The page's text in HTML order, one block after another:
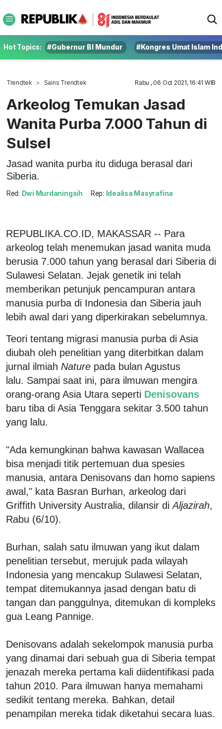
Hot Topics: #Gubernur BI Mundur #Kongres Umat Islam
Trendtek Sains Trendtek Rabu , 06 Oct 2021, 16:41 WIB
Arkeolog Temukan Jasad
Wanita Purba 7.000 Tahun di
Sulsel
Jasad wanita purba itu diduga berasal dari
Siberia.
Red: Dwi Murdaningsih Rep: Idealisa Masyrafina
REPUBLIKA.CO.ID, MAKASSAR -- Para
arkeolog telah menemukan jasad wanita muda
berusia 7.000 tahun yang berasal dari Siberia di
Sulawesi Selatan. Jejak genetik ini telah
memberikan petunjuk pencampuran antara
manusia purba di Indonesia dan Siberia jauh
lebih awal dari yang diperkirakan sebelumnya.
Teori tentang migrasi manusia purba di Asia
diubah oleh penelitian yang diterbitkan dalam
jurnal ilmiah Nature pada bulan Agustus
lalu. Sampai saat ini, para ilmuwan mengira
orang-orang Asia Utara seperti Denisovans
baru tiba di Asia Tenggara sekitar 3.500 tahun
yang lalu.
"Ada kemungkinan bahwa kawasan Wallacea
bisa menjadi titik pertemuan dua spesies
manusia, antara Denisovans dan homo sapiens
awal," kata Basran Burhan, arkeolog dari
Griffith University Australia, dilansir diAljazirah,
Rabu (6/10).
Burhan, salah satu ilmuwan yang ikut dalam
penelitian tersebut, merujuk pada wilayah
Indonesia yang mencakup Sulawesi Selatan,
tempat ditemukannya jasad dengan batu di
tangan dan panggulnya, ditemukan di kompleks
gua Leang Pannige.
Denisovans adalah sekelompok manusia purba
yang dinamai dari sebuah gua di Siberia tempat
jenazah mereka pertama kali diidentifikasi pada
tahun 2010. Para ilmuwan hanya memahami
sedikit tentang mereka. Bahkan, detail
penampilan mereka tidak diketahui secara luas.